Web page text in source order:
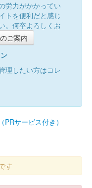
労力がかかってい
トを便利だと感じ
。何卒よろしくお
ご案内
理したい方はコレ
サービス付き）
す